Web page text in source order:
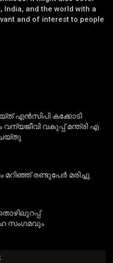
and the world with a
and of interest to people
എന്‍സിപി കക്കോടി
വകുപ്പ് മന്ത്രി എ
രണ്ടുപേര്‍ മരിച്ചു.
സംഗമവും